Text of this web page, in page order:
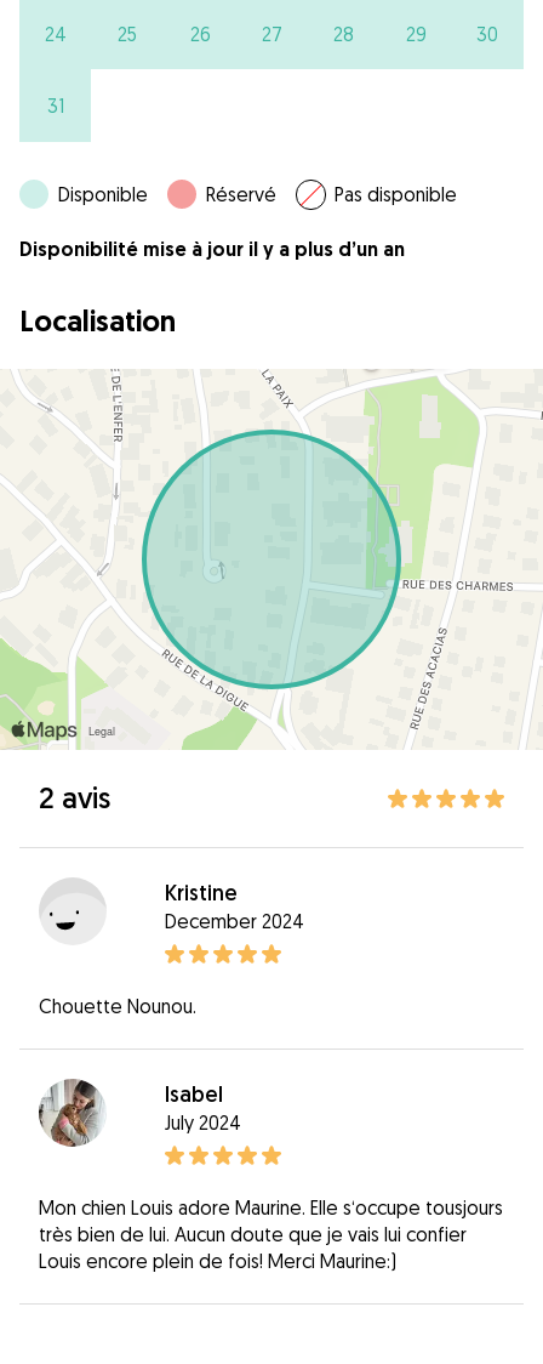
24 25 26 27 28 29 30
31
Disponible Réservé Pas disponible
Disponibilité mise à jour il y a plus d’un an
Localisation
2 avis
Kristine
December 2024
Chouette Nounou.
Isabel
July 2024
Mon chien Louis adore Maurine. Elle s‘occupe tousjours
très bien de lui. Aucun doute que je vais lui confier
Louis encore plein de fois! Merci Maurine:)